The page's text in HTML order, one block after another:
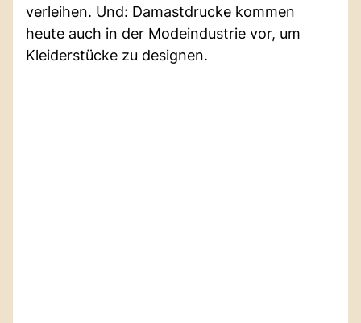
verleihen. Und: Damastdrucke kommen
heute auch in der Modeindustrie vor, um
Kleiderstücke zu designen.